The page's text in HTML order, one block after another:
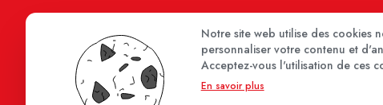
Notre site web utilise des cookies
personnaliser votre contenu et
Acceptez-vous l'utilisation de ces
En savoir plus